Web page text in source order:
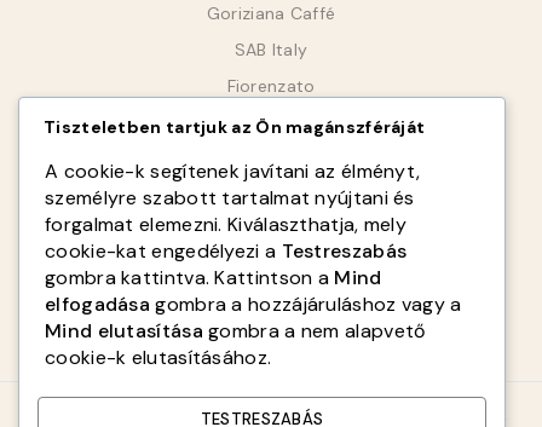
Goriziana Caffé
SAB Italy
Fiorenzato
Infók
Rólunk
ÁSZF
Adatvédelmi tájékoztató
Kapcsolat
© 2026 qualitycoffee.hu - WordPress Theme by
Tiszteletben tartjuk az Ön magánszféráját
A cookie-k segítenek javítani az élményt,
személyre szabott tartalmat nyújtani és
forgalmat elemezni. Kiválaszthatja, mely
cookie-kat engedélyezi a Testreszabás
gombra kattintva. Kattintson a Mind
elfogadása gombra a hozzájáruláshoz vagy a
Mind elutasítása gombra a nem alapvető
cookie-k elutasításához.
TESTRESZABÁS